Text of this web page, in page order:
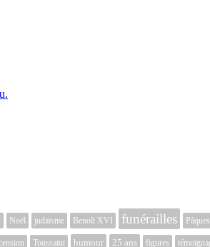
Noël judaïsme Benoît XVI funérailles Pâques
Toussaint humour 25 ans figures